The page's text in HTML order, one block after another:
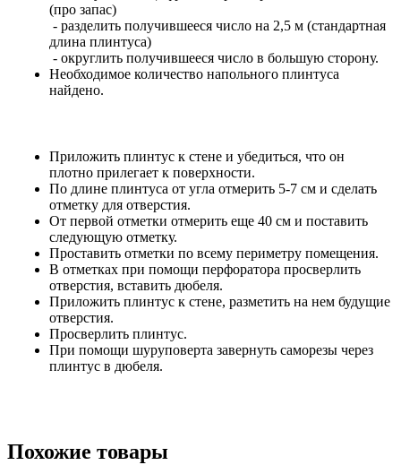
(про запас)
- разделить получившееся число на 2,5 м (стандартная
длина плинтуса)
- округлить получившееся число в большую сторону.
Необходимое количество напольного плинтуса
найдено.
Приложить плинтус к стене и убедиться, что он
плотно прилегает к поверхности.
По длине плинтуса от угла отмерить 5-7 см и сделать
отметку для отверстия.
От первой отметки отмерить еще 40 см и поставить
следующую отметку.
Проставить отметки по всему периметру помещения.
В отметках при помощи перфоратора просверлить
отверстия, вставить дюбеля.
Приложить плинтус к стене, разметить на нем будущие
отверстия.
Просверлить плинтус.
При помощи шуруповерта завернуть саморезы через
плинтус в дюбеля.
Похожие товары